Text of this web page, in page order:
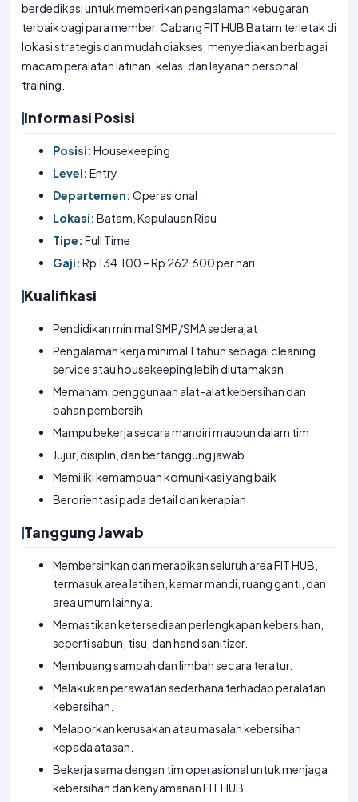
berdedikasi untuk memberikan pengalaman kebugaran
terbaik bagi para member. Cabang FIT HUB Batam terletak di
lokasi strategis dan mudah diakses, menyediakan berbagai
macam peralatan latihan, kelas, dan layanan personal
training.
Informasi Posisi
Posisi: Housekeeping
Level: Entry
Departemen: Operasional
Lokasi: Batam, Kepulauan Riau
Tipe: Full Time
Gaji: Rp 134.100 – Rp 262.600 per hari
Kualifikasi
Pendidikan minimal SMP/SMA sederajat
Pengalaman kerja minimal 1 tahun sebagai cleaning
service atau housekeeping lebih diutamakan
Memahami penggunaan alat-alat kebersihan dan
bahan pembersih
Mampu bekerja secara mandiri maupun dalam tim
Jujur, disiplin, dan bertanggung jawab
Memiliki kemampuan komunikasi yang baik
Berorientasi pada detail dan kerapian
Tanggung Jawab
Membersihkan dan merapikan seluruh area FIT HUB,
termasuk area latihan, kamar mandi, ruang ganti, dan
area umum lainnya.
Memastikan ketersediaan perlengkapan kebersihan,
seperti sabun, tisu, dan hand sanitizer.
Membuang sampah dan limbah secara teratur.
Melakukan perawatan sederhana terhadap peralatan
kebersihan.
Melaporkan kerusakan atau masalah kebersihan
kepada atasan.
Bekerja sama dengan tim operasional untuk menjaga
kebersihan dan kenyamanan FIT HUB.